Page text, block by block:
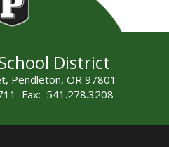
District
Pendleton, OR 97801
Fax: 541.278.3208